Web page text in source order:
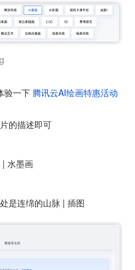
验一下 腾讯云AI绘画特惠活动
的描述即可
| 水墨画
是连绵的山脉 | 插图